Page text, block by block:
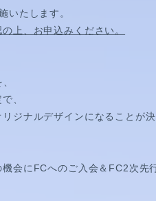
いたします。
上、お申込みください。
、
ジナルデザインになることが決
会にFCへのご入会＆FC2次先